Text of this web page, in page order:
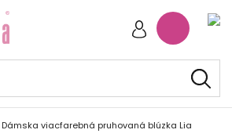
Dámska viacfarebná pruhovaná blúzka Lia